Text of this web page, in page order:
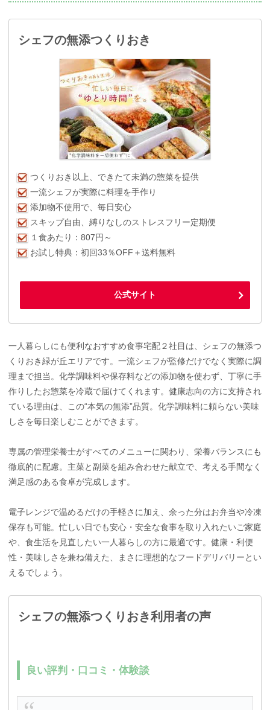
シェフの無添つくりおき
つくりおき以上、できたて未満の惣菜を提供
一流シェフが実際に料理を手作り
添加物不使用で、毎日安心
スキップ自由、縛りなしのストレスフリー定期便
１食あたり：807円～
お試し特典：初回33％OFF＋送料無料
公式サイト
一人暮らしにも便利なおすすめ食事宅配２社目は、シェフの無添つ
くりおき緑が丘エリアです。一流シェフが監修だけでなく実際に調
理まで担当。化学調味料や保存料などの添加物を使わず、丁寧に手
作りしたお惣菜を冷蔵で届けてくれます。健康志向の方に支持され
ている理由は、この“本気の無添”品質。化学調味料に頼らない美味
しさを毎日楽しむことができます。
専属の管理栄養士がすべてのメニューに関わり、栄養バランスにも
徹底的に配慮。主菜と副菜を組み合わせた献立で、考える手間なく
満足感のある食卓が完成します。
電子レンジで温めるだけの手軽さに加え、余った分はお弁当や冷凍
保存も可能。忙しい日でも安心・安全な食事を取り入れたいご家庭
や、食生活を見直したい一人暮らしの方に最適です。健康・利便
性・美味しさを兼ね備えた、まさに理想的なフードデリバリーとい
えるでしょう。
シェフの無添つくりおき利用者の声
良い評判・口コミ・体験談